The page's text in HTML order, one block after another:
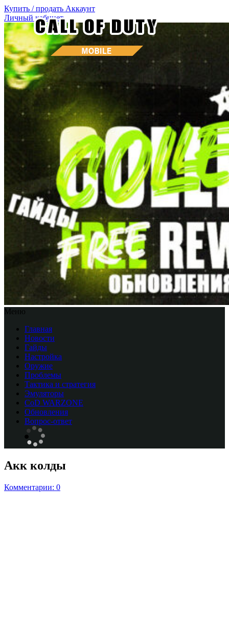
Купить / продать Аккаунт
Личный кабинет
Меню
Главная
Новости
Гайды
Настройка
Оружие
Проблемы
Тактика и стратегия
Эмуляторы
CоD WARZONE
Обновления
Вопрос-ответ
Акк колды
Комментарии: 0